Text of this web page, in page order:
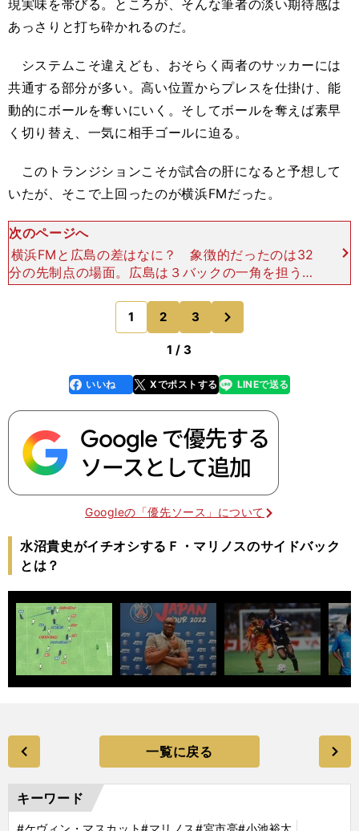
現実味を帯びる。ところが、そんな筆者の淡い期待感は
あっさりと打ち砕かれるのだ。
システムこそ違えども、おそらく両者のサッカーには
共通する部分が多い。高い位置からプレスを仕掛け、能
動的にボールを奪いにいく。そしてボールを奪えば素早
く切り替え、一気に相手ゴールに迫る。
このトランジションこそが試合の肝になると予想して
いたが、そこで上回ったのが横浜FMだった。
次のページへ
横浜FMと広島の差はなに？ 象徴的だったのは32
分の先制点の場面。広島は３バックの一角を担う塩
谷が高い位置でインターセプトを狙う。一度は奪っ
たように見えたが、再度奪い返されると、塩谷が戻
り切れなかっ
1 2 3
1 / 3
faceboo
k
いいね Xでポストする
line LINEで送る
Googleの「優先ソース」について
水沼貴史がイチオシするＦ・マリノスのサイドバック
とは？
一覧に戻る
キーワード
#ケヴィン・マスカット#マリノス #宮市亮#小池裕太